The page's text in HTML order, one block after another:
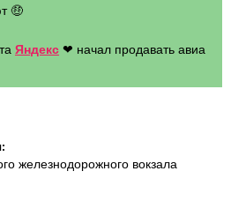
🤑
Яндекс ❤ начал продавать авиа
железнодорожного вокзала